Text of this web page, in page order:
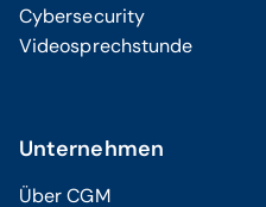
Cybersecurity
Videosprechstunde
Unternehmen
Über CGM